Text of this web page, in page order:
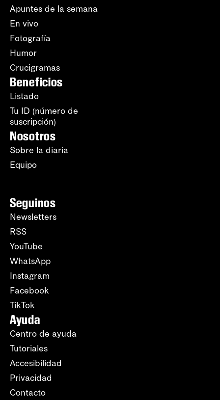
Apuntes de la semana
En vivo
Fotografía
Humor
Crucigramas
Beneficios
Listado
Tu ID (número de
suscripción)
Nosotros
Sobre la diaria
Equipo
Seguinos
Newsletters
RSS
YouTube
WhatsApp
Instagram
Facebook
TikTok
Ayuda
Centro de ayuda
Tutoriales
Accesibilidad
Privacidad
Contacto